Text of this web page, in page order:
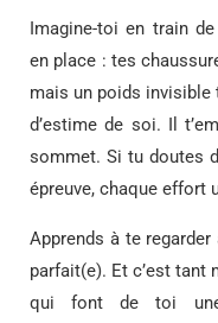
Imagine-toi en train
en place : tes
mais un poids invisible
d’estime de soi. Il
sommet. Si tu doutes
épreuve, chaque effort
Apprends à te regarder
parfait(e). Et c’est
qui font de toi une